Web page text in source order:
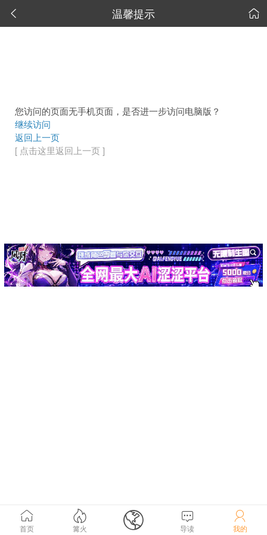
 温馨提示 
您访问的页面无手机页面，是否进一步访问电脑版？
继续访问
返回上一页
[ 点击这里返回上一页 ]

首页

篝火  
导读

我的